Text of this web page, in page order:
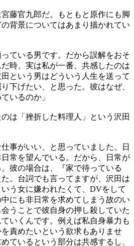
藤官九郎だ。もともと原作にも脚
背景についてはあまり描かれてい
っている男です。だから誤解をおそ
時、実は私が一番、共感したのは
という男はどういう人生を送って
下げたい、と思った。彼はなぜ、
いるのか」
は「挫折した料理人」という沢田
事がいい、と思っていました。日
常を望んでいる。だから、日常が
彼の場合は、『家で待っている
。台詞でも言ってますが、沢田は
う女に嫌われたくて、DVをして
にも非日常を求めてしまう故のい
うことで彼自身の押し殺していた
いくんです。例えば私自身暴力も
責めたいという欲求もありませ
ているという部分は共感するし、